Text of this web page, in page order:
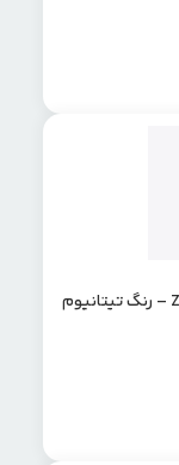
آیفون 16 پرو ظرفیت 256 گیگ پارت نامبر ZAA – رنگ تیتانیوم